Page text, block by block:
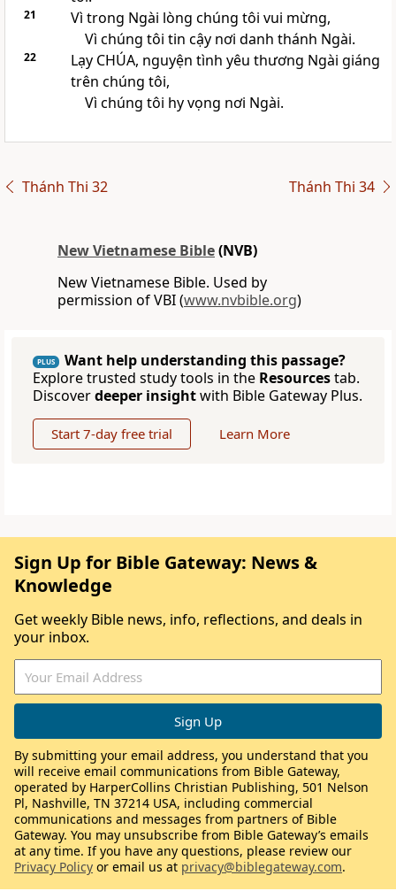
21
Vì trong Ngài lòng chúng tôi vui mừng,
Vì chúng tôi tin cậy nơi danh thánh Ngài.
22 Lạy CHÚA, nguyện tình yêu thương Ngài giáng
trên chúng tôi,
Vì chúng tôi hy vọng nơi Ngài.
Thánh Thi 32 Thánh Thi 34
New Vietnamese Bible(NVB)
New Vietnamese Bible. Used by
permission of VBI (www.nvbible.org)
PLUS
Want help understanding this passage?
Explore trusted study tools in the Resourcestab.
Discoverdeeper insightwith Bible Gateway Plus.
Start 7-day free trial Learn More
Sign Up for Bible Gateway: News &
Knowledge
Get weekly Bible news, info, reflections, and deals in
your inbox.
By submitting your email address, you understand that you
will receive email communications from Bible Gateway,
operated by HarperCollins Christian Publishing, 501 Nelson
Pl, Nashville, TN 37214 USA, including commercial
communications and messages from partners of Bible
Gateway. You may unsubscribe from Bible Gateway’s emails
at any time. If you have any questions, please review our
Privacy Policy or email us at privacy@biblegateway.com.